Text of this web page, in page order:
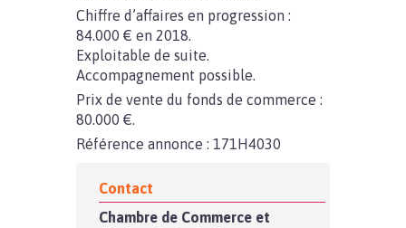
Chiffre d’affaires en progression :
84.000 € en 2018.
Exploitable de suite.
Accompagnement possible.
Prix de vente du fonds de commerce :
80.000 €.
Référence annonce : 171H4030
Contact
Chambre de Commerce et